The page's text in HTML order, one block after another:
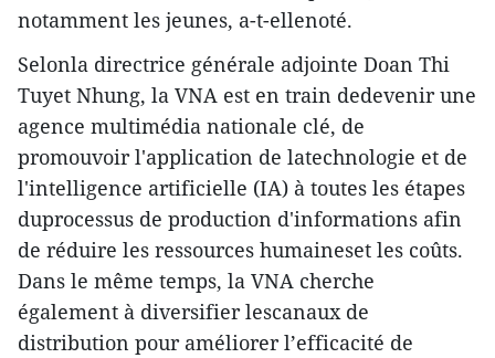
notamment les jeunes, a-t-ellenoté.
Selonla directrice générale adjointe Doan Thi
Tuyet Nhung, la VNA est en train dedevenir une
agence multimédia nationale clé, de
promouvoir l'application de latechnologie et de
l'intelligence artificielle (IA) à toutes les étapes
duprocessus de production d'informations afin
de réduire les ressources humaineset les coûts.
Dans le même temps, la VNA cherche
également à diversifier lescanaux de
distribution pour améliorer l’efficacité de